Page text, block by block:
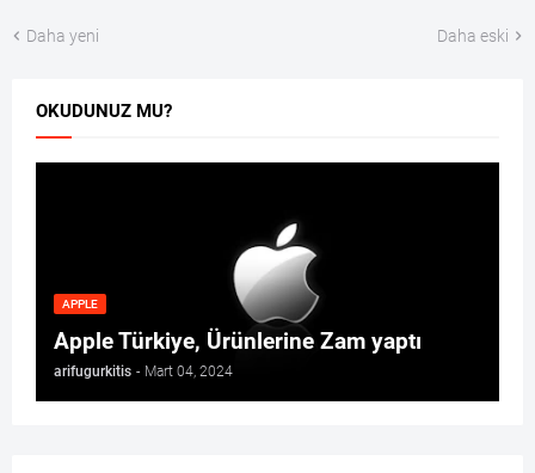
Daha yeni Daha eski
OKUDUNUZ MU?
APPLE
Apple Türkiye, Ürünlerine Zam yaptı
arifugurkitis - Mart 04, 2024